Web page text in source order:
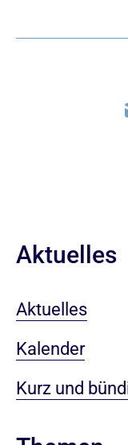
Aktuelles
Aktuelles
Kalender
Kurz und